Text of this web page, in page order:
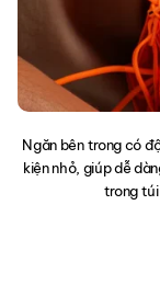
Ngăn bên trong có
kiện nhỏ, giúp dễ
trong